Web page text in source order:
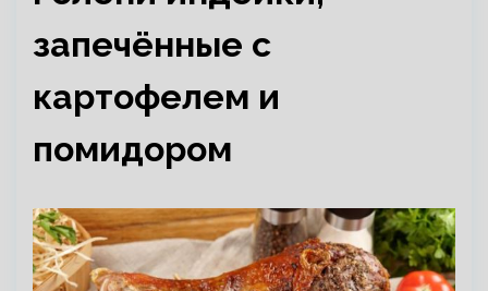
запечённые с
картофелем и
помидором